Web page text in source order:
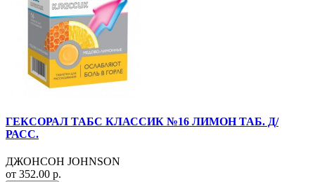
ГЕКСОРАЛ ТАБС КЛАССИК №16 ЛИМОН ТАБ. Д/
РАСС.
ДЖОНСОН JOHNSON
от 352.00 р.